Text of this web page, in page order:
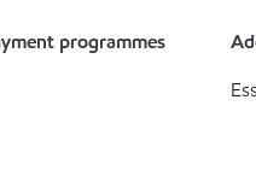
programmes